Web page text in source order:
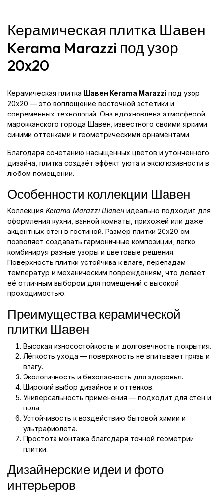
Керамическая плитка Шавен
Kerama Marazzi под узор
20x20
Керамическая плитка Шавен Kerama Marazzi под узор
20x20 — это воплощение восточной эстетики и
современных технологий. Она вдохновлена атмосферой
марокканского города Шавен, известного своими яркими
синими оттенками и геометрическими орнаментами.
Благодаря сочетанию насыщенных цветов и утончённого
дизайна, плитка создаёт эффект уюта и эксклюзивности в
любом помещении.
Особенности коллекции Шавен
Коллекция Kerama Marazzi Шавен идеально подходит для
оформления кухни, ванной комнаты, прихожей или даже
акцентных стен в гостиной. Размер плитки 20x20 см
позволяет создавать гармоничные композиции, легко
комбинируя разные узоры и цветовые решения.
Поверхность плитки устойчива к влаге, перепадам
температур и механическим повреждениям, что делает
её отличным выбором для помещений с высокой
проходимостью.
Преимущества керамической
плитки Шавен
Высокая износостойкость и долговечность покрытия.
Лёгкость ухода — поверхность не впитывает грязь и
влагу.
Экологичность и безопасность для здоровья.
Широкий выбор дизайнов и оттенков.
Универсальность применения — подходит для стен и
пола.
Устойчивость к воздействию бытовой химии и
ультрафиолета.
Простота монтажа благодаря точной геометрии
плитки.
Дизайнерские идеи и фото
интерьеров